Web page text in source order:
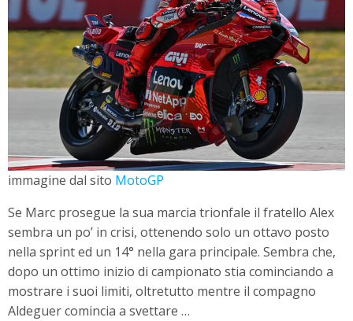
immagine dal sito MotoGP
Se Marc prosegue la sua marcia trionfale il fratello Alex
sembra un po’ in crisi, ottenendo solo un ottavo posto
nella sprint ed un 14° nella gara principale. Sembra che,
dopo un ottimo inizio di campionato stia cominciando a
mostrare i suoi limiti, oltretutto mentre il compagno
Aldeguer comincia a svettare …